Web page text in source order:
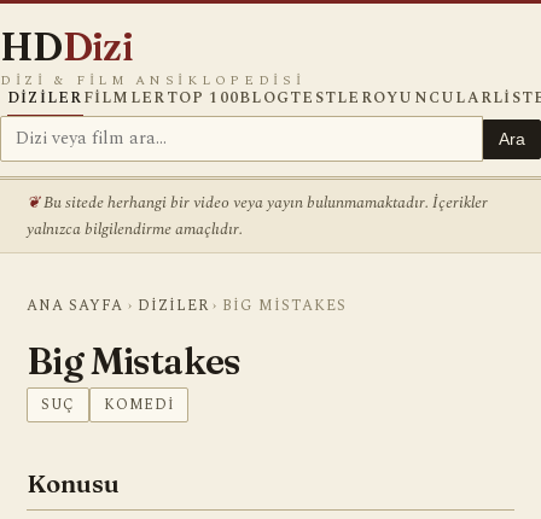
HDDizi
DIZI & FILM ANSIKLOPEDISI
DIZILERFILMLERTOP 100BLOGTESTLEROYUNCULAR
Ara
Bu sitede herhangi bir video veya yayın bulunmamaktadır. İçerikler
yalnızca bilgilendirme amaçlıdır.
ANA SAYFA › DIZILER › BIG MISTAKES
Big Mistakes
SUÇ KOMEDI
Konusu